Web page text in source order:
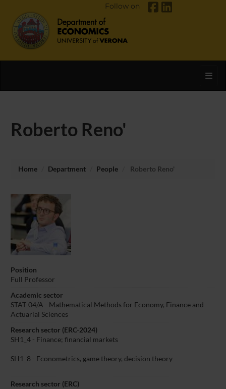
Follow on
Roberto Reno'
Home Department People Roberto Reno'
Position
Full Professor
Academic sector
STAT-04/A - Mathematical Methods for Economy, Finance and
Actuarial Sciences
Research sector (ERC-2024)
SH1_4 - Finance; financial markets
SH1_8 - Econometrics, game theory, decision theory
Research sector (ERC)